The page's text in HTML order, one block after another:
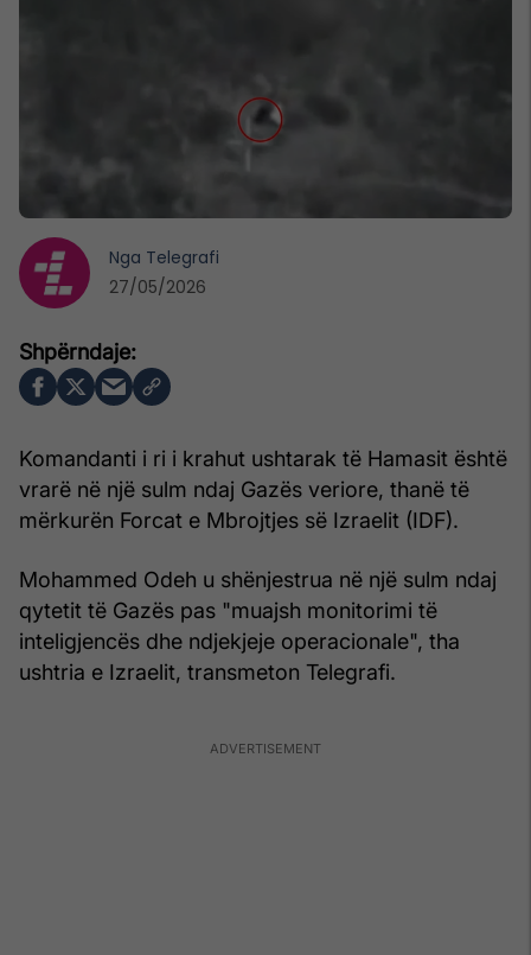
Komandanti i ri i krahut ushtarak të Hamasit është
vrarë në një sulm ndaj Gazës veriore, thanë të
mërkurën Forcat e Mbrojtjes së Izraelit (IDF).
Mohammed Odeh u shënjestrua në një sulm ndaj
qytetit të Gazës pas "muajsh monitorimi të
inteligjencës dhe ndjekjeje operacionale", tha
ushtria e Izraelit, transmeton Telegrafi.
Nga Telegrafi
27/05/2026